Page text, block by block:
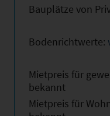
Bauplätze von
Bodenrichtwerte:
Mietpreis für
bekannt
Mietpreis für